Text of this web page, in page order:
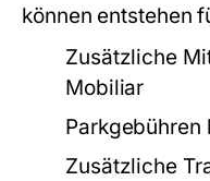
können entstehen
Zusätzliche
Mobiliar
Parkgebühren
Zusätzliche